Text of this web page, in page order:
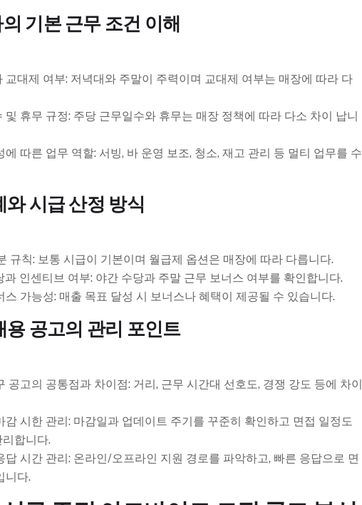
기본 근무 조건 이해
교대제 여부: 저녁대와 주말이 주력이며 교대제 여부는 매장에 따라 다
및 휴무 규정: 주당 근무일수와 휴무는 매장 정책에 따라 다소 차이 납니
에 따른 업무 역할: 서빙, 바 운영 보조, 청소, 재고 관리 등 멀티 업무를 수
와 시급 산정 방식
규칙: 보통 시급이 기본이며 월급제 옵션은 매장에 따라 다릅니다.
과 인센티브 여부: 야간 수당과 주말 근무 보너스 여부를 확인합니다.
스 가능성: 매출 목표 달성 시 보너스나 혜택이 제공될 수 있습니다.
용 공고의 관리 포인트
공고의 공통점과 차이점: 거리, 근무 시간대 선호도, 경쟁 강도 등에 차이
감 시한 관리: 마감일과 업데이트 주기를 꾸준히 확인하고 면접 일정도
합니다.
답 시간 관리: 온라인/오프라인 지원 경로를 파악하고, 빠른 응답으로 면
니다.